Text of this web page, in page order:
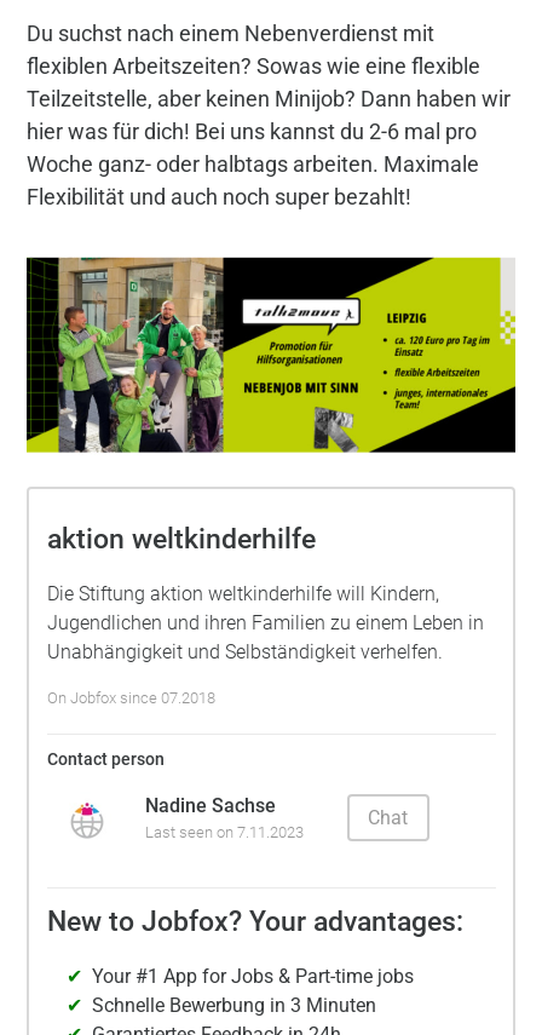
Du suchst nach einem Nebenverdienst mit
flexiblen Arbeitszeiten? Sowas wie eine flexible
Teilzeitstelle, aber keinen Minijob? Dann haben wir
hier was für dich! Bei uns kannst du 2-6 mal pro
Woche ganz- oder halbtags arbeiten. Maximale
Flexibilität und auch noch super bezahlt!
aktion weltkinderhilfe
Die Stiftung aktion weltkinderhilfe will Kindern,
Jugendlichen und ihren Familien zu einem Leben in
Unabhängigkeit und Selbständigkeit verhelfen.
On Jobfox since 07.2018
Contact person
Nadine Sachse
Last seen on 7.11.2023
Chat
New to Jobfox? Your advantages:
Your #1 App for Jobs & Part-time jobs
Schnelle Bewerbung in 3 Minuten